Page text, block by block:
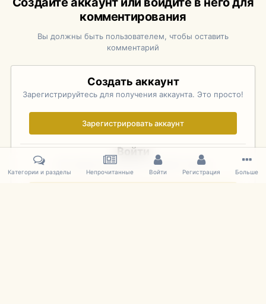
комментирования
Вы должны быть пользователем, чтобы оставить
комментарий
Создать аккаунт
Зарегистрируйтесь для получения аккаунта. Это просто!
Зарегистрировать аккаунт
Войти
Уже зарегистрированы? Войдите здесь.
Категории и разделы Непрочитанные Войти Регистрация Больше